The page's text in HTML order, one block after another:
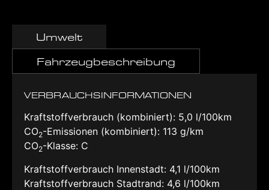
Umwelt
Fahrzeugbeschreibung
VERBRAUCHSINFORMATIONEN
Kraftstoffverbrauch (kombiniert): 5,0 l/100km
CO2-Emissionen (kombiniert): 113 g/km
CO2-Klasse: C
Kraftstoffverbrauch Innenstadt: 4,1 l/100km
Kraftstoffverbrauch Stadtrand: 4,6 l/100km